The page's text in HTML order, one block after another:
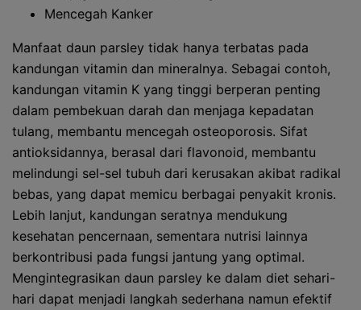
Mencegah Kanker
Manfaat daun parsley tidak hanya terbatas pada
kandungan vitamin dan mineralnya. Sebagai contoh,
kandungan vitamin K yang tinggi berperan penting
dalam pembekuan darah dan menjaga kepadatan
tulang, membantu mencegah osteoporosis. Sifat
antioksidannya, berasal dari flavonoid, membantu
melindungi sel-sel tubuh dari kerusakan akibat radikal
bebas, yang dapat memicu berbagai penyakit kronis.
Lebih lanjut, kandungan seratnya mendukung
kesehatan pencernaan, sementara nutrisi lainnya
berkontribusi pada fungsi jantung yang optimal.
Mengintegrasikan daun parsley ke dalam diet sehari-
hari dapat menjadi langkah sederhana namun efektif